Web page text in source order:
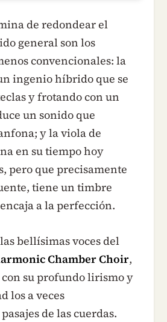
de redondear el
general son los
convencionales: la
ingenio híbrido que se
y frotando con un
un sonido que
y la viola de
en su tiempo hoy
pero que precisamente
tiene un timbre
a la perfección.
bellísimas voces del
Chamber Choir,
su profundo lirismo y
los a veces
de las cuerdas.